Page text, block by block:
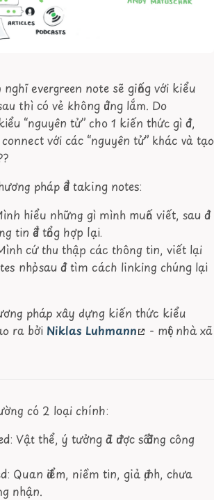
evergreen note sẽ giống với kiểu
thì có vẻ không đúng lắm. Do
“nguyên tử” cho 1 kiến thức gì đó,
với các “nguyên tử” khác và tạo
pháp để taking notes:
hiểu những gì mình muốn viết, sau đó
tin để tổng hợp lại.
cứ thu thập các thông tin, viết lại
nhỏ, sau đó tìm cách linking chúng lại
pháp xây dựng kiến thức kiểu
ra bởi Niklas Luhmann
- một nhà xã
có 2 loại chính:
Vật thể, ý tưởng đã được số đông công
Quan điểm, niềm tin, giả định, chưa
nhận.